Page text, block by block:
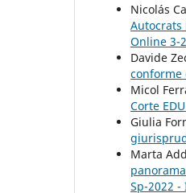
Nicolás
Autocrats
Online 3-
Davide
Micol
Corte EDU
Giulia
Marta
Sp-2022